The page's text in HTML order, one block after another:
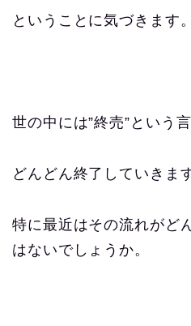
ということに気づきます。
世の中には”終売”という
どんどん終了していきま
特に最近はその流れがど
はないでしょうか。